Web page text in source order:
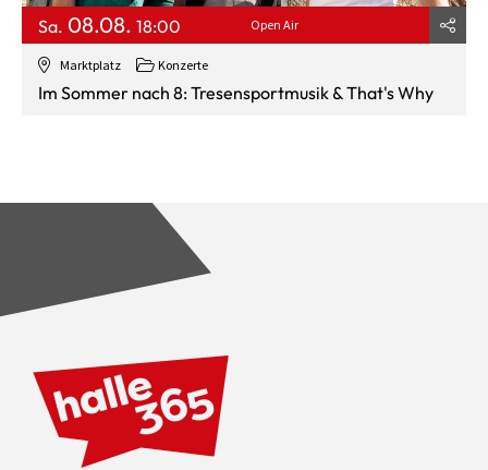
Marktplatz Konzerte
Sa. 08.08. 18:00 Open Air
Im Sommer nach 8: Tresensportmusik & That's Why